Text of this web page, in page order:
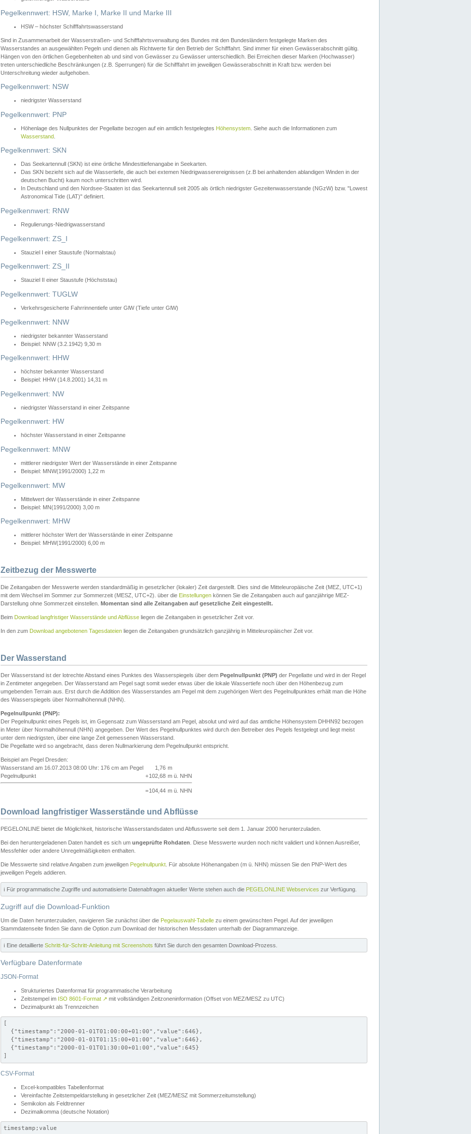
Pegelkennwert: HSW, Marke I, Marke II und Marke III
HSW – höchster Schifffahrtswasserstand
Sind in Zusammenarbeit der Wasserstraßen- und Schifffahrtsverwaltung des Bundes mit den Bundesländern festgelegte Marken des
Wasserstandes an ausgewählten Pegeln und dienen als Richtwerte für den Betrieb der Schifffahrt. Sind immer für einen Gewässerabschnitt gültig.
Hängen von den örtlichen Gegebenheiten ab und sind von Gewässer zu Gewässer unterschiedlich. Bei Erreichen dieser Marken (Hochwasser)
treten unterschiedliche Beschränkungen (z.B. Sperrungen) für die Schifffahrt im jeweiligen Gewässerabschnitt in Kraft bzw. werden bei
Unterschreitung wieder aufgehoben.
Pegelkennwert: NSW
niedrigster Wasserstand
Pegelkennwert: PNP
Höhenlage des Nullpunktes der Pegellatte bezogen auf ein amtlich festgelegtes Höhensystem . Siehe auch die Informationen zum
Wasserstand
Pegelkennwert: SKN
Das Seekartennull (SKN) ist eine örtliche Mindesttiefenangabe in Seekarten.
Das SKN bezieht sich auf die Wassertiefe, die auch bei extemen Niedrigwasserereignissen (z.B bei anhaltenden ablandigen Winden in der
deutschen Bucht) kaum noch unterschritten wird.
In Deutschland und den Nordsee-Staaten ist das Seekartennull seit 2005 als örtlich niedrigster Gezeitenwasserstande (NGzW) bzw. "Lowest
Astronomical Tide (LAT)" definiert.
Pegelkennwert: RNW
Regulierungs-Niedrigwasserstand
Pegelkennwert: ZS_I
Stauziel I einer Staustufe (Normalstau)
Pegelkennwert: ZS_II
Stauziel II einer Staustufe (Höchststau)
Pegelkennwert: TUGLW
Verkehrsgesicherte Fahrrinnentiefe unter GlW (Tiefe unter GlW)
Pegelkennwert: NNW
niedrigster bekannter Wasserstand
Beispiel: NNW (3.2.1942) 9,30 m
Pegelkennwert: HHW
höchster bekannter Wasserstand
Beispiel: HHW (14.8.2001) 14,31 m
Pegelkennwert: NW
niedrigster Wasserstand in einer Zeitspanne
Pegelkennwert: HW
höchster Wasserstand in einer Zeitspanne
Pegelkennwert: MNW
mittlerer niedrigster Wert der Wasserstände in einer Zeitspanne
Beispiel: MNW(1991/2000) 1,22 m
Pegelkennwert: MW
Mittelwert der Wasserstände in einer Zeitspanne
Beispiel: MN(1991/2000) 3,00 m
Pegelkennwert: MHW
mittlerer höchster Wert der Wasserstände in einer Zeitspanne
Beispiel: MHW(1991/2000) 6,00 m
Zeitbezug der Messwerte
Die Zeitangaben der Messwerte werden standardmäßig in gesetzlicher (lokaler) Zeit dargestellt. Dies sind die Mitteleuropäische Zeit (MEZ, UTC+1)
mit dem Wechsel im Sommer zur Sommerzeit (MESZ, UTC+2). über die Einstellungen können Sie die Zeitangaben auch auf ganzjährige MEZ-
Darstellung ohne Sommerzeit einstellen. Momentan sind alle Zeitangaben auf gesetzliche Zeit eingestellt.
Beim Download langfristiger Wasserstände und Abflüsse liegen die Zeitangaben in gesetzlicher Zeit vor.
In den zum Download angebotenen Tagesdateien liegen die Zeitangaben grundsätzlich ganzjährig in Mitteleuropäischer Zeit vor.
Der Wasserstand
Der Wasserstand ist der lotrechte Abstand eines Punktes des Wasserspiegels über dem Pegelnullpunkt (PNP) der Pegellatte und wird in der Regel
in Zentimeter angegeben. Der Wasserstand am Pegel sagt somit weder etwas über die lokale Wassertiefe noch über den Höhenbezug zum
umgebenden Terrain aus. Erst durch die Addition des Wasserstandes am Pegel mit dem zugehörigen Wert des Pegelnullpunktes erhält man die Höhe
des Wasserspiegels über Normalhöhennull (NHN).
Pegelnullpunkt (PNP):
Der Pegelnullpunkt eines Pegels ist, im Gegensatz zum Wasserstand am Pegel, absolut und wird auf das amtliche Höhensystem DHHN92 bezogen
in Meter über Normalhöhennull (NHN) angegeben. Der Wert des Pegelnullpunktes wird durch den Betreiber des Pegels festgelegt und liegt meist
unter dem niedrigsten, über eine lange Zeit gemessenen Wasserstand.
Die Pegellatte wird so angebracht, dass deren Nullmarkierung dem Pegelnullpunkt entspricht.
Beispiel am Pegel Dresden:
Wasserstand am 16.07.2013 08:00 Uhr: 176 cm am Pegel
1,76 m
Pegelnullpunkt
+102,68 m ü. NHN
=104,44 m ü. NHN
Download langfristiger Wasserstände und Abflüsse
PEGELONLINE bietet die Möglichkeit, historische Wasserstandsdaten und Abflusswerte seit dem 1. Januar 2000 herunterzuladen.
Bei den heruntergeladenen Daten handelt es sich um ungeprüfte Rohdaten . Diese Messwerte wurden noch nicht validiert und können Ausreißer,
Messfehler oder andere Unregelmäßigkeiten enthalten.
Die Messwerte sind relative Angaben zum jeweiligen Pegelnullpunkt . Für absolute Höhenangaben (m ü. NHN) müssen Sie den PNP-Wert des
jeweiligen Pegels addieren.
ℹ️ Für programmatische Zugriffe und automatisierte Datenabfragen aktueller Werte stehen auch die PEGELONLINE Webservices zur Verfügung.
Zugriff auf die Download-Funktion
Um die Daten herunterzuladen, navigieren Sie zunächst über die Pegelauswahl-Tabelle zu einem gewünschten Pegel. Auf der jeweiligen
Stammdatenseite finden Sie dann die Option zum Download der historischen Messdaten unterhalb der Diagrammanzeige.
ℹ️ Eine detaillierte Schritt-für-Schritt-Anleitung mit Screenshots führt Sie durch den gesamten Download-Prozess.
Verfügbare Datenformate
JSON-Format
Strukturiertes Datenformat für programmatische Verarbeitung
Zeitstempel im ISO 8601-Format ↗ mit vollständigen Zeitzoneninformation (Offset von MEZ/MESZ zu UTC)
Dezimalpunkt als Trennzeichen
[
  {"timestamp":"2000-01-01T01:00:00+01:00","value":646},
  {"timestamp":"2000-01-01T01:15:00+01:00","value":646},
  {"timestamp":"2000-01-01T01:30:00+01:00","value":645}
]
CSV-Format
Excel-kompatibles Tabellenformat
Vereinfachte Zeitstempeldarstellung in gesetzlicher Zeit (MEZ/MESZ mit Sommerzeitumstellung)
Semikolon als Feldtrenner
Dezimalkomma (deutsche Notation)
timestamp;value